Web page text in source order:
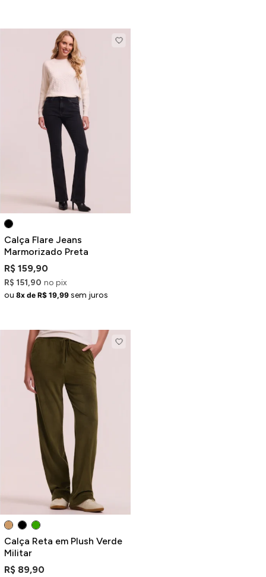
Calça Flare Jeans
Marmorizado Preta
R$ 159,90
R$ 151,90 no pix
ou 8x de R$ 19,99 sem juros
Calça Reta em Plush Verde
Militar
R$ 89,90